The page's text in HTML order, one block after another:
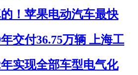
！苹果电动汽车最快
交付36.75万辆 上海工
实现全部车型电气化